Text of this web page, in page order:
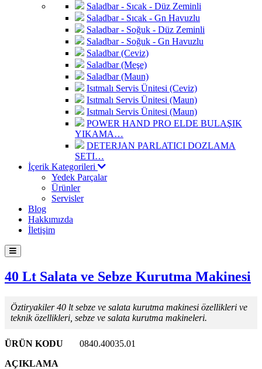
Saladbar - Sıcak - Düz Zeminli
Saladbar - Sıcak - Gn Havuzlu
Saladbar - Soğuk - Düz Zeminli
Saladbar - Soğuk - Gn Havuzlu
Saladbar (Ceviz)
Saladbar (Meşe)
Saladbar (Maun)
Isıtmalı Servis Ünitesi (Ceviz)
Isıtmalı Servis Ünitesi (Maun)
Isıtmalı Servis Ünitesi (Maun)
POWER HAND PRO ELDE BULAŞIK
YIKAMA…
DETERJAN PARLATICI DOZLAMA
SETI…
İçerik Kategorileri
Yedek Parçalar
Ürünler
Servisler
Blog
Hakkımızda
İletişim
40 Lt Salata ve Sebze Kurutma Makinesi
Öztiryakiler 40 lt sebze ve salata kurutma makinesi özellikleri ve
teknik özellikleri, sebze ve salata kurutma makineleri.
ÜRÜN KODU
0840.40035.01
AÇIKLAMA